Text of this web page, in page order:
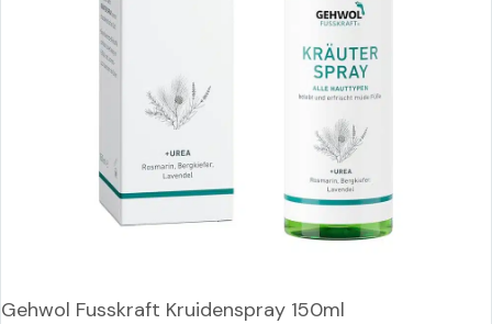
Gehwol Fusskraft Kruidenspray 150ml